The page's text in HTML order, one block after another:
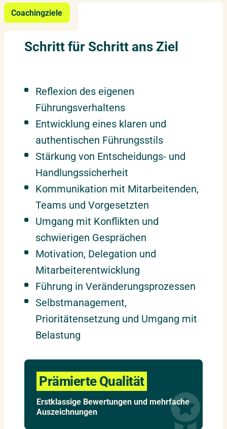
Coachingziele
Schritt für Schritt ans Ziel
Reflexion des eigenen
Führungsverhaltens
Entwicklung eines klaren und
authentischen Führungsstils
Stärkung von Entscheidungs- und
Handlungssicherheit
Kommunikation mit Mitarbeitenden,
Teams und Vorgesetzten
Umgang mit Konflikten und
schwierigen Gesprächen
Motivation, Delegation und
Mitarbeiterentwicklung
Führung in Veränderungsprozessen
Selbstmanagement,
Prioritätensetzung und Umgang mit
Belastung
Prämierte Qualität
Erstklassige Bewertungen und mehrfache
Auszeichnungen